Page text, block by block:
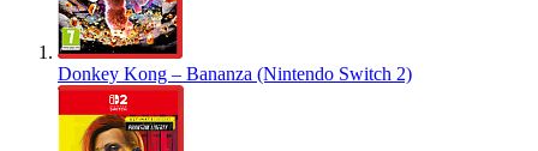
Donkey Kong – Bananza (Nintendo Switch 2)